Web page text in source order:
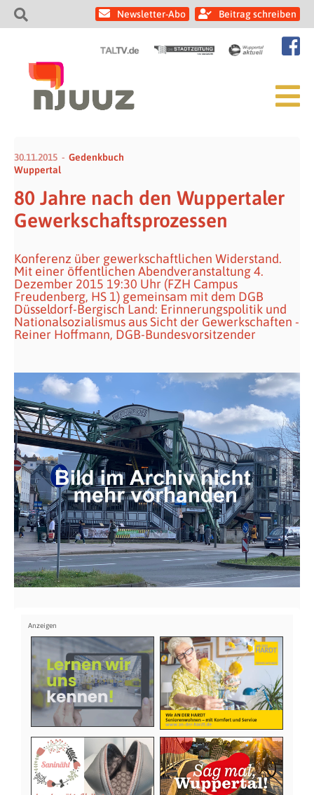
Newsletter-Abo Beitrag schreiben
30.11.2015
Gedenkbuch
Wuppertal
80 Jahre nach den Wuppertaler
Gewerkschaftsprozessen
Konferenz über gewerkschaftlichen Widerstand.
Mit einer öffentlichen Abendveranstaltung 4.
Dezember 2015 19:30 Uhr (FZH Campus
Freudenberg, HS 1) gemeinsam mit dem DGB
Düsseldorf-Bergisch Land: Erinnerungspolitik und
Nationalsozialismus aus Sicht der Gewerkschaften -
Reiner Hoffmann, DGB-Bundesvorsitzender